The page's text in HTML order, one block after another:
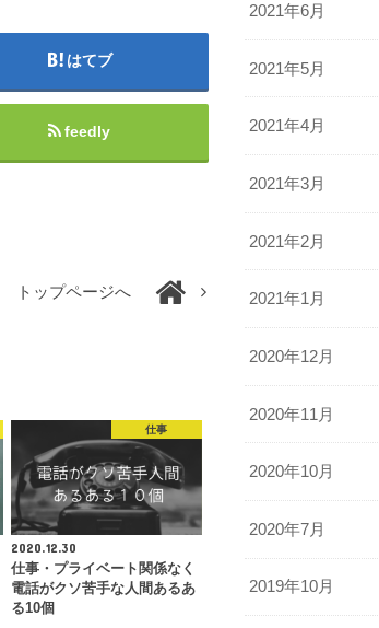
はてブ
feedly
トップページへ
仕事
2020.12.30
仕事・プライベート関係なく
電話がクソ苦手な人間あるあ
る10個
2021年6月
2021年5月
2021年4月
2021年3月
2021年2月
2021年1月
2020年12月
2020年11月
2020年10月
2020年7月
2019年10月